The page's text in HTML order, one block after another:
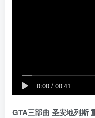
0:00 / 00:41
GTA三部曲 圣安地列斯